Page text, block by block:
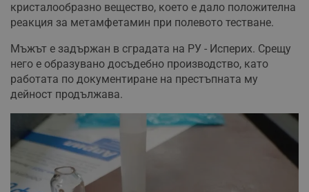
кристалообразно вещество, което е дало положителна
реакция за метамфетамин при полевото тестване.
Мъжът е задържан в сградата на РУ - Исперих. Срещу
него е образувано досъдебно производство, като
работата по документиране на престъпната му
дейност продължава.